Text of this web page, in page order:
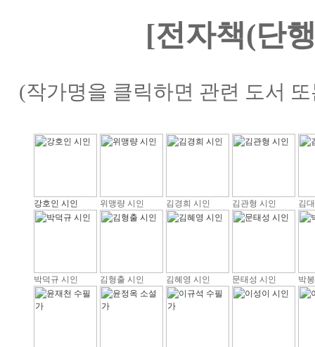
[전자책(단
(작가명을 클릭하면 관련 도서
강호인 시인 위맹량 시인 김경희 시인 김관형 시인 김
박덕규 시인 김형출 시인 김혜영 시인 문태성 시인 박